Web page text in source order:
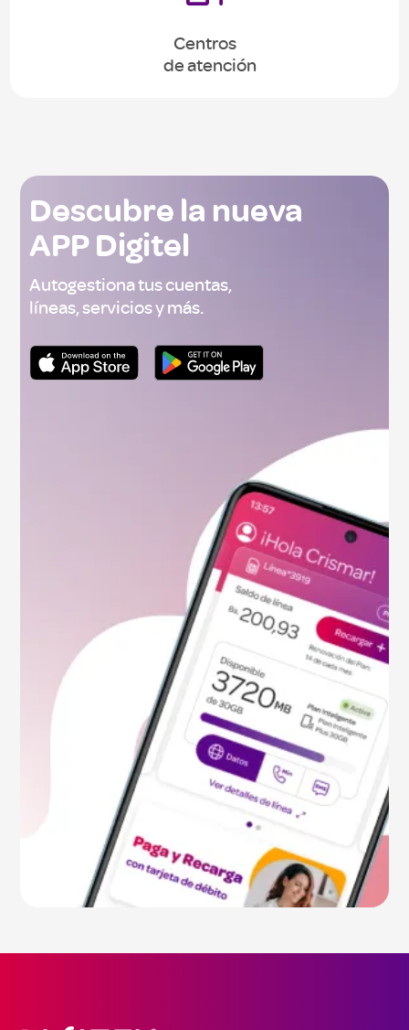
Centros
de atención
Descubre la nueva
APP Digitel
Autogestiona tus cuentas,
líneas, servicios y más.